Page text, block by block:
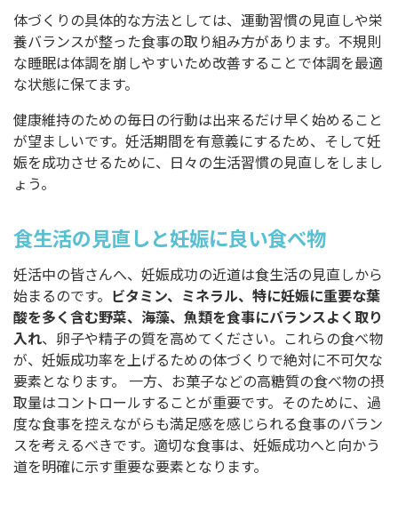
体づくりの具体的な方法としては、運動習慣の見直しや栄
養バランスが整った食事の取り組み方があります。不規則
な睡眠は体調を崩しやすいため改善することで体調を最適
な状態に保てます。
健康維持のための毎日の行動は出来るだけ早く始めること
が望ましいです。妊活期間を有意義にするため、そして妊
娠を成功させるために、日々の生活習慣の見直しをしまし
ょう。
食生活の見直しと妊娠に良い食べ物
妊活中の皆さんへ、妊娠成功の近道は食生活の見直しから
始まるのです。 ビタミン、ミネラル、特に妊娠に重要な葉
酸を多く含む野菜、海藻、魚類を食事にバランスよく取り
入れ、卵子や精子の質を高めてください。これらの食べ物
が、妊娠成功率を上げるための体づくりで絶対に不可欠な
要素となります。 一方、お菓子などの高糖質の食べ物の摂
取量はコントロールすることが重要です。そのために、過
度な食事を控えながらも満足感を感じられる食事のバラン
スを考えるべきです。適切な食事は、妊娠成功へと向かう
道を明確に示す重要な要素となります。